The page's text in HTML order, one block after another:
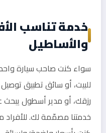
خدمة تناسب
والأساطيل
سواء كنت صاحب سيارة
للبيت، أو سائق تطبيق
رزقك، أو مدير أسطول
خدمتنا مصمّمة لك. للأفراد